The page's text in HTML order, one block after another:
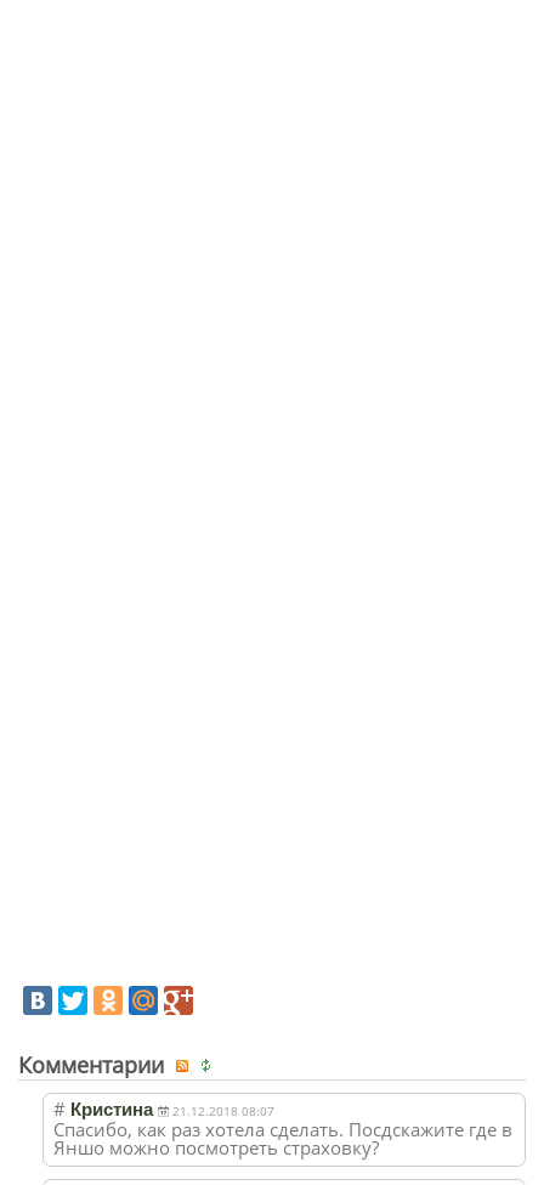
Комментарии
# Кристина 21.12.2018 08:07
Спасибо, как раз хотела сделать. Посдскажите где в
Яншо можно посмотреть страховку?